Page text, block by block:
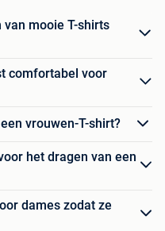
mooie T-shirts
comfortabel voor
vrouwen-T-shirt?
het dragen van een
dames zodat ze